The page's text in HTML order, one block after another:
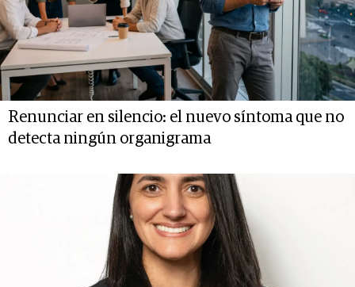
Renunciar en silencio: el nuevo síntoma que no
detecta ningún organigrama